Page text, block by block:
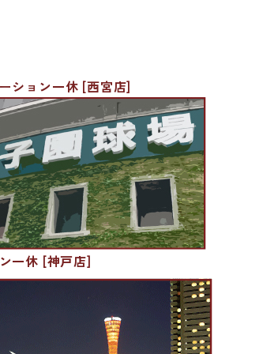
ション一休 [西宮店]
一休 [神戸店]